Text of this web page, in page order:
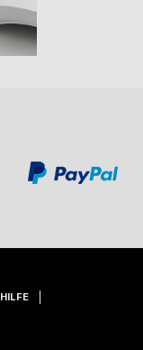
HILFE